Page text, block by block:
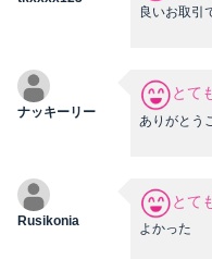
良いお取引
ナッキーリー
とて
ありがとう
Rusikonia
とて
よかった